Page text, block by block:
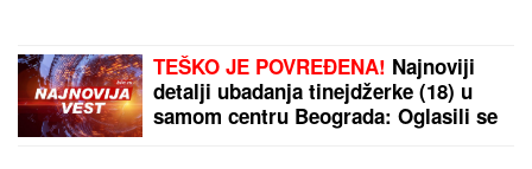
(FOTO) EVO GDE SE